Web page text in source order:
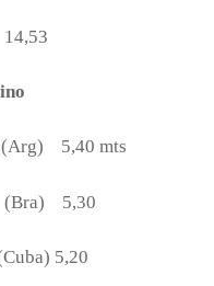
14,53
(Arg) 5,40 mts
(Bra) 5,30
5,20